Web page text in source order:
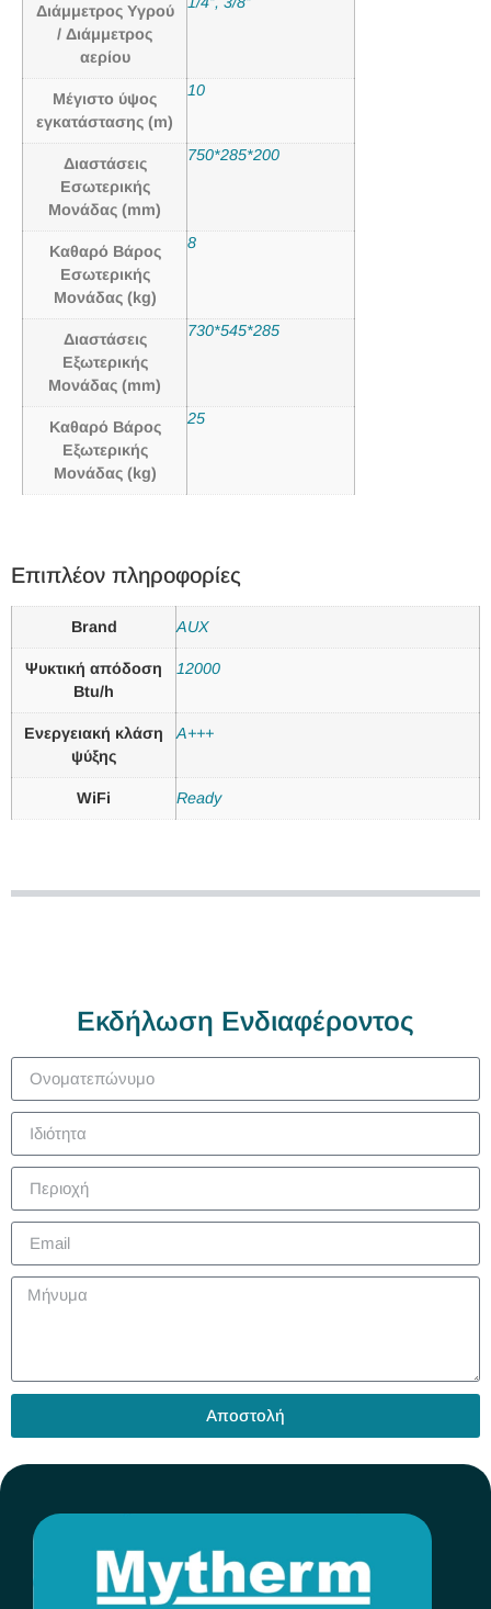
Διάμμετρος Υγρού
/ Διάμμετρος
αερίου
Μέγιστο ύψος
εγκατάστασης (m)
10
Διαστάσεις
Εσωτερικής
Μονάδας (mm)
750*285*200
Καθαρό Βάρος
Εσωτερικής
Μονάδας (kg)
8
Διαστάσεις
Εξωτερικής
Μονάδας (mm)
730*545*285
Καθαρό Βάρος
Εξωτερικής
Μονάδας (kg)
25
Επιπλέον πληροφορίες
Brand AUX
Ψυκτική απόδοση
Btu/h
12000
Ενεργειακή κλάση
ψύξης
A+++
WiFi Ready
Εκδήλωση Ενδιαφέροντος
Αποστολή